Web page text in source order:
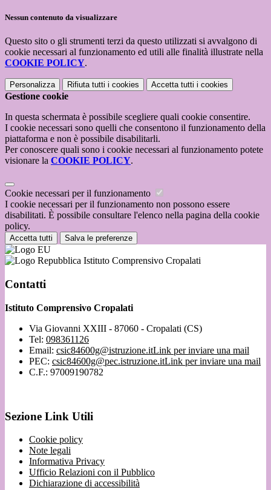
Nessun contenuto da visualizzare
Questo sito o gli strumenti terzi da questo utilizzati si avvalgono di
cookie necessari al funzionamento ed utili alle finalità illustrate nella
COOKIE POLICY.
Personalizza Rifiuta tutti i cookies Accetta tutti i cookies
Gestione cookie
In questa schermata è possibile scegliere quali cookie consentire.
I cookie necessari sono quelli che consentono il funzionamento della
piattaforma e non è possibile disabilitarli.
Per conoscere quali sono i cookie necessari al funzionamento potete
visionare la COOKIE POLICY.
Cookie necessari per il funzionamento
I cookie necessari per il funzionamento non possono essere
disabilitati. È possibile consultare l'elenco nella pagina della cookie
policy.
Accetta tutti Salva le preferenze
Istituto Comprensivo Cropalati
Contatti
Istituto Comprensivo Cropalati
Via Giovanni XXIII - 87060 - Cropalati (CS)
Tel: 098361126
Email: csic84600g@istruzione.itLink per inviare una mail
PEC: csic84600g@pec.istruzione.itLink per inviare una mail
C.F.: 97009190782
Sezione Link Utili
Cookie policy
Note legali
Informativa Privacy
Ufficio Relazioni con il Pubblico
Dichiarazione di accessibilità